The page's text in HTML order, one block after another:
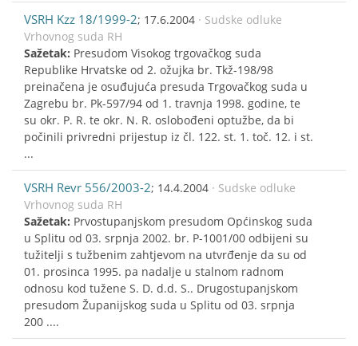
VSRH Kzz 18/1999-2; 17.6.2004 · Sudske odluke
Vrhovnog suda RH
Sažetak: Presudom Visokog trgovačkog suda
Republike Hrvatske od 2. ožujka br. Tkž-198/98
preinačena je osuđujuća presuda Trgovačkog suda u
Zagrebu br. Pk-597/94 od 1. travnja 1998. godine, te
su okr. P. R. te okr. N. R. oslobođeni optužbe, da bi
počinili privredni prijestup iz čl. 122. st. 1. toč. 12. i st.
...
VSRH Revr 556/2003-2; 14.4.2004 · Sudske odluke
Vrhovnog suda RH
Sažetak: Prvostupanjskom presudom Općinskog suda
u Splitu od 03. srpnja 2002. br. P-1001/00 odbijeni su
tužitelji s tužbenim zahtjevom na utvrđenje da su od
01. prosinca 1995. pa nadalje u stalnom radnom
odnosu kod tužene S. D. d.d. S.. Drugostupanjskom
presudom Županijskog suda u Splitu od 03. srpnja
200 ....